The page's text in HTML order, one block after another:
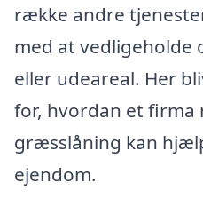
række andre
med at vedligeholde
eller udeareal. Her
for, hvordan et firma
græsslåning kan
ejendom.